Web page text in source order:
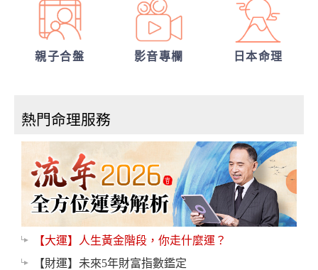
親子合盤 影音專欄 日本命理
熱門命理服務
【大運】人生黃金階段，你走什麼運？
【財運】未來5年財富指數鑑定